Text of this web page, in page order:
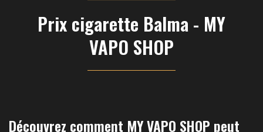
Prix cigarette Balma - MY
VAPO SHOP
Découvrez comment MY VAPO SHOP peut